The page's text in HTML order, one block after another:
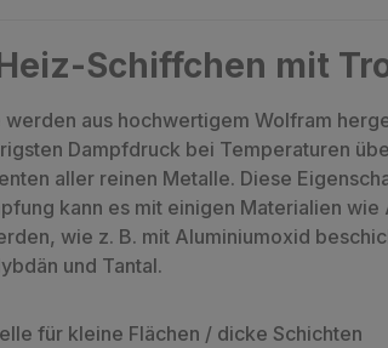
Schiffchen mit
aus hochwertigem Wolfram
Dampfdruck bei Temperaturen
aller reinen Metalle. Diese
kann es mit einigen Materialien
wie z. B. mit Aluminiumoxid
und Tantal.
für kleine Flächen / dicke Schichten